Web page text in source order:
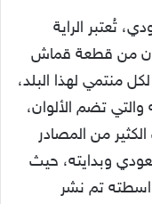
تُعتبر الراية
من قطعة قماش
منتمي لهذا البلد،
تضم الألوان،
من المصادر
وبدايته، حيث
تم نشر